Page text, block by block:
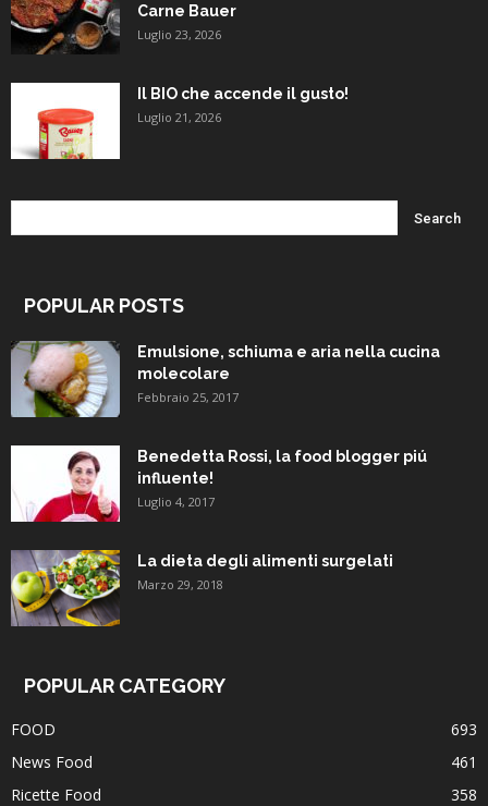
Carne Bauer
Luglio 23, 2026
Il BIO che accende il gusto!
Luglio 21, 2026
POPULAR POSTS
Emulsione, schiuma e aria nella cucina
molecolare
Febbraio 25, 2017
Benedetta Rossi, la food blogger piú
influente!
Luglio 4, 2017
La dieta degli alimenti surgelati
Marzo 29, 2018
POPULAR CATEGORY
FOOD
693
News Food
461
Ricette Food
358